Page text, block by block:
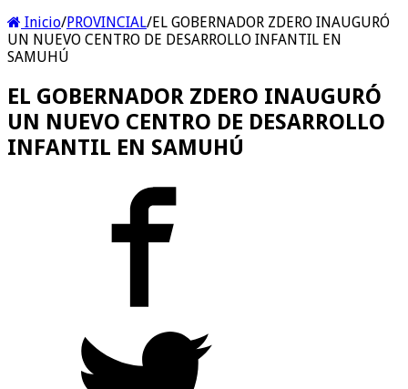
Inicio/PROVINCIAL/EL GOBERNADOR ZDERO INAUGURÓ
UN NUEVO CENTRO DE DESARROLLO INFANTIL EN
SAMUHÚ
EL GOBERNADOR ZDERO INAUGURÓ
UN NUEVO CENTRO DE DESARROLLO
INFANTIL EN SAMUHÚ